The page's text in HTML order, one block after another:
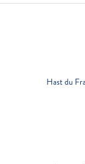
Hast du